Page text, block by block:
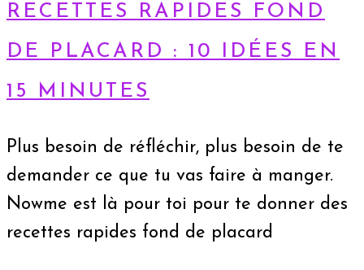
RECETTES RAPIDES FOND
DE PLACARD : 10 IDÉES EN
15 MINUTES
Plus besoin de réfléchir, plus besoin de te
demander ce que tu vas faire à manger.
Nowme est là pour toi pour te donner des
recettes rapides fond de placard